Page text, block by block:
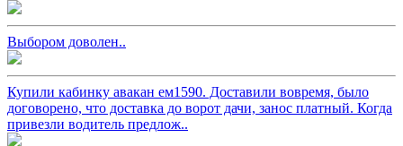
Выбором доволен..
Купили кабинку авакан ем1590. Доставили вовремя, было
договорено, что доставка до ворот дачи, занос платный. Когда
привезли водитель предлож..